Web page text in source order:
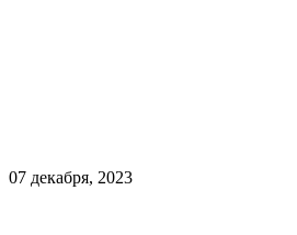
07 декабря, 2023